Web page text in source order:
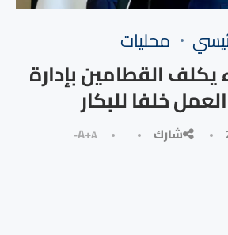
محليات
يكلف القطامين بإدارة
خلفا للبكار
شارك A+A-